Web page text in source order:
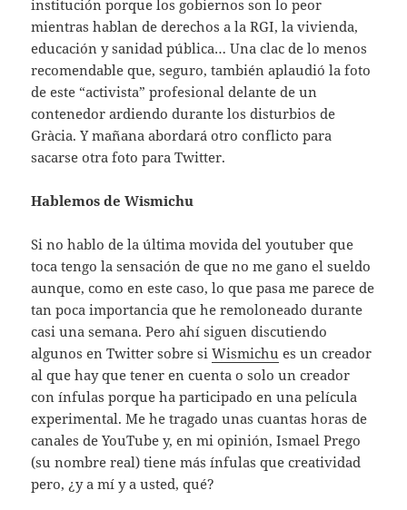
institución porque los gobiernos son lo peor
mientras hablan de derechos a la RGI, la vivienda,
educación y sanidad pública… Una clac de lo menos
recomendable que, seguro, también aplaudió la foto
de este “activista” profesional delante de un
contenedor ardiendo durante los disturbios de
Gràcia. Y mañana abordará otro conflicto para
sacarse otra foto para Twitter.
Hablemos de Wismichu
Si no hablo de la última movida del youtuber que
toca tengo la sensación de que no me gano el sueldo
aunque, como en este caso, lo que pasa me parece de
tan poca importancia que he remoloneado durante
casi una semana. Pero ahí siguen discutiendo
algunos en Twitter sobre siWismichu es un creador
al que hay que tener en cuenta o solo un creador
con ínfulas porque ha participado en una película
experimental. Me he tragado unas cuantas horas de
canales de YouTube y, en mi opinión, Ismael Prego
(su nombre real) tiene más ínfulas que creatividad
pero, ¿y a mí y a usted, qué?